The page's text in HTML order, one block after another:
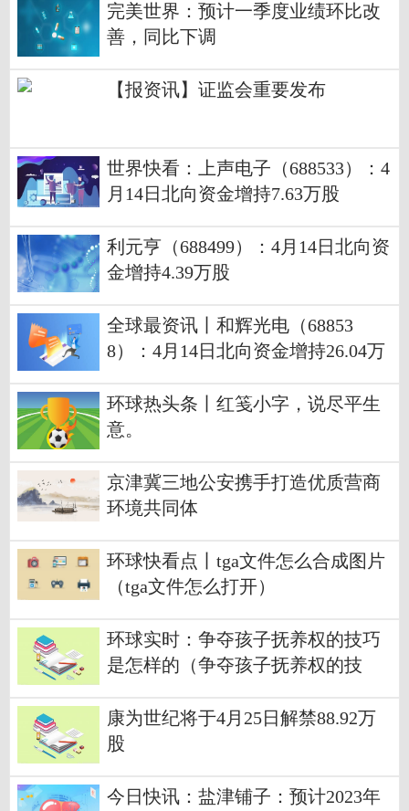
完美世界：预计一季度业绩环比改
善，同比下调
【报资讯】证监会重要发布
世界快看：上声电子（688533）：4
月14日北向资金增持7.63万股
利元亨（688499）：4月14日北向资
金增持4.39万股
全球最资讯丨和辉光电（68853
8）：4月14日北向资金增持26.04万
环球热头条丨红笺小字，说尽平生
意。
京津冀三地公安携手打造优质营商
环境共同体
环球快看点丨tga文件怎么合成图片
（tga文件怎么打开）
环球实时：争夺孩子抚养权的技巧
是怎样的（争夺孩子抚养权的技
康为世纪将于4月25日解禁88.92万
股
今日快讯：盐津铺子：预计2023年